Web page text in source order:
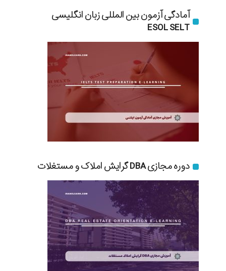
آمادگی آزمون بین المللی زبان انگلیسی
ESOL SELT
دوره مجازی DBA گرایش املاک و مستغلات